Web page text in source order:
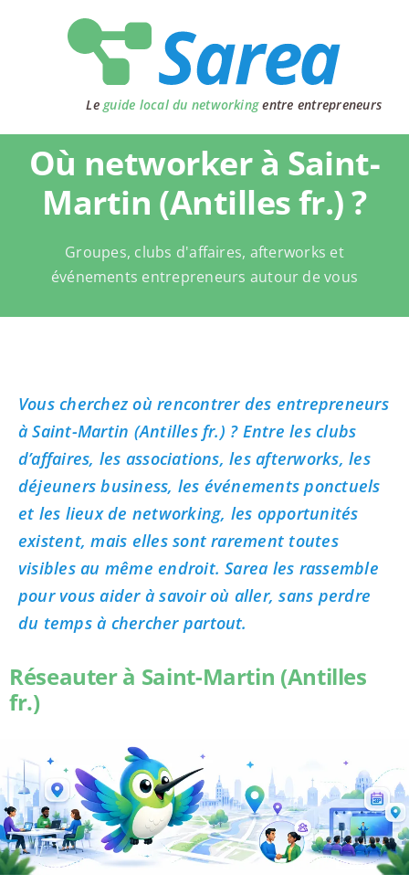
Le guide local du networkingentre entrepreneurs
Où networker à Saint-
Martin (Antilles fr.) ?
Groupes, clubs d'affaires, afterworks et
événements entrepreneurs autour de vous
Vous cherchez où rencontrer des entrepreneurs
à Saint-Martin (Antilles fr.) ? Entre les clubs
d’affaires, les associations, les afterworks, les
déjeuners business, les événements ponctuels
et les lieux de networking, les opportunités
existent, mais elles sont rarement toutes
visibles au même endroit. Sarea les rassemble
pour vous aider à savoir où aller, sans perdre
du temps à chercher partout.
Réseauter à Saint-Martin (Antilles
fr.)